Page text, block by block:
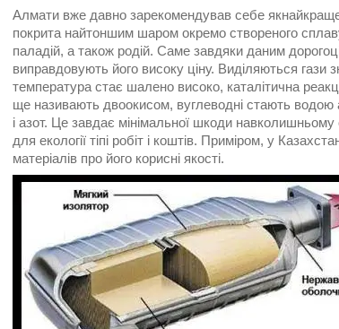
Алмати вже давно зарекомендував себе
покрита найтоншим шаром окремо створеного
паладій, а також родій. Саме завдяки даним
виправдовують його високу ціну. Виділяються гази
температура стає шалено високо, каталітична
ще називають двоокисом, вуглеводні стають
і азот. Це завдає мінімальної шкоди
для екології тіпі робіт і коштів. Приміром, у
матеріалів про його корисні якості.